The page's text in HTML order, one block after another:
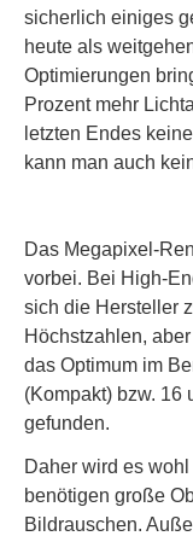
sicherlich einiges
heute als
Optimierungen
Prozent mehr
letzten Endes
kann man auch
Das Megapixel-
vorbei. Bei High-
sich die Hersteller
Höchstzahlen,
das Optimum im
(Kompakt) bzw. 16
gefunden.
Daher wird es
benötigen große
Bildrauschen.